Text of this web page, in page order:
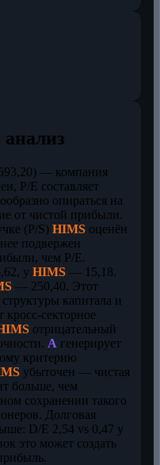
— компания
P/E составляет
опираться на
от чистой прибыли.
(P/S) HIMS оценён
подвержен
чем P/E.
у HIMS — 15,18.
— 250,40. Этот
капитала и
кросс-секторное
отрицательный
A генерирует
критерию
убыточен — чистая
больше, чем
сохранении такого
Долговая
D/E 2,54 vs 0,47 у
это может создать